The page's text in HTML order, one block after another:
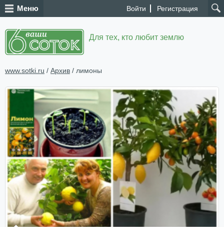
Войти Регистрация
Меню
Для тех, кто любит землю
www.sotki.ru / Архив / лимоны